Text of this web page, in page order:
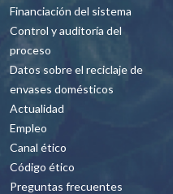
Financiación del sistema
Control y auditoría del
proceso
Datos sobre el reciclaje de
envases domésticos
Actualidad
Empleo
Canal ético
Código ético
Preguntas frecuentes